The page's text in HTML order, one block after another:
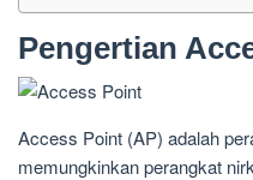
Pengertian
Access Point (AP) adalah
memungkinkan perangkat